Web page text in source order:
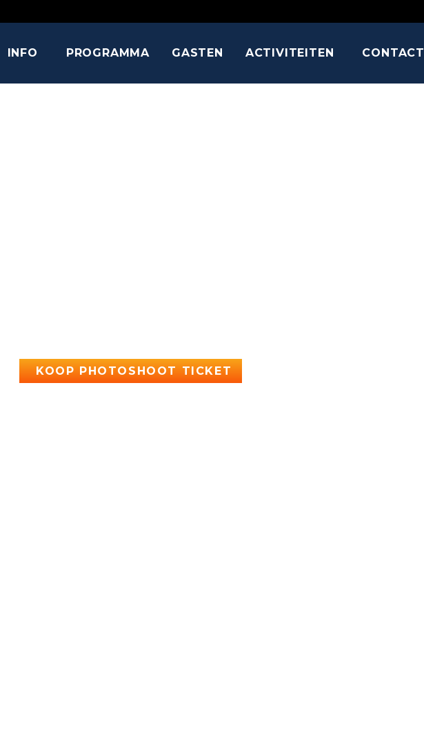
INFO PROGRAMMA GASTEN ACTIVITEITEN CONTACT
DEVON MURRAY
KOOP PHOTOSHOOT TICKET